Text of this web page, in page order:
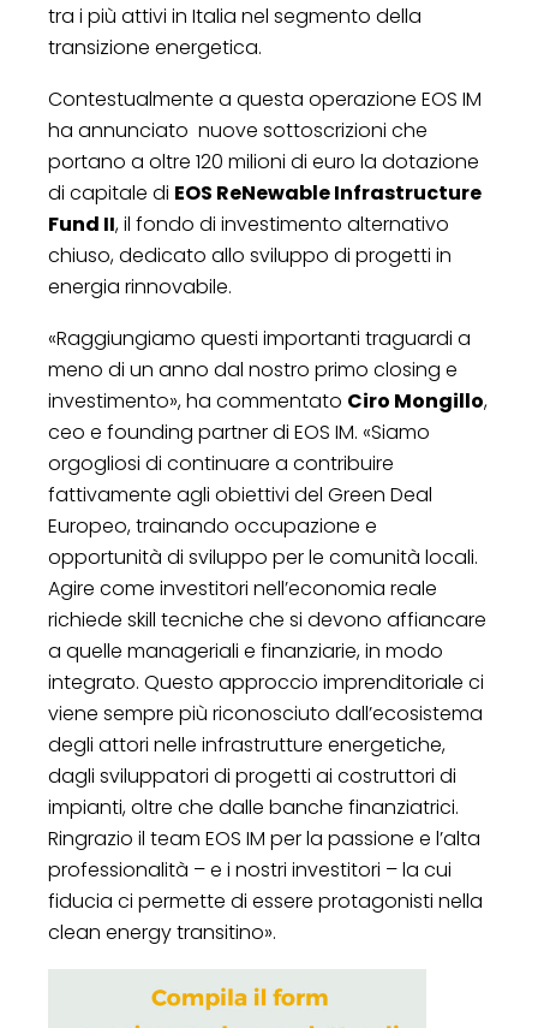
tra i più attivi in Italia nel segmento della
transizione energetica.
Contestualmente a questa operazione EOS IM
ha annunciato nuove sottoscrizioni che
portano a oltre 120 milioni di euro la dotazione
di capitale di EOS ReNewable Infrastructure
Fund II, il fondo di investimento alternativo
chiuso, dedicato allo sviluppo di progetti in
energia rinnovabile.
«Raggiungiamo questi importanti traguardi a
meno di un anno dal nostro primo closing e
investimento», ha commentato Ciro Mongillo,
ceo e founding partner di EOS IM. «Siamo
orgogliosi di continuare a contribuire
fattivamente agli obiettivi del Green Deal
Europeo, trainando occupazione e
opportunità di sviluppo per le comunità locali.
Agire come investitori nell’economia reale
richiede skill tecniche che si devono affiancare
a quelle manageriali e finanziarie, in modo
integrato. Questo approccio imprenditoriale ci
viene sempre più riconosciuto dall’ecosistema
degli attori nelle infrastrutture energetiche,
dagli sviluppatori di progetti ai costruttori di
impianti, oltre che dalle banche finanziatrici.
Ringrazio il team EOS IM per la passione e l’alta
professionalità – e i nostri investitori – la cui
fiducia ci permette di essere protagonisti nella
clean energy transitino».